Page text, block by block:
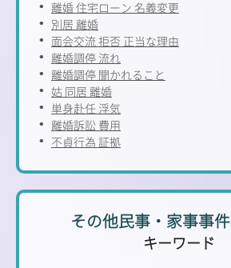
離婚 住宅ローン 名義変更
別居 離婚
面会交流 拒否 正当な理由
離婚調停 流れ
離婚調停 聞かれること
姑 同居 離婚
単身赴任 浮気
離婚訴訟 費用
不貞行為 証拠
その他民事・家事事件
キーワード